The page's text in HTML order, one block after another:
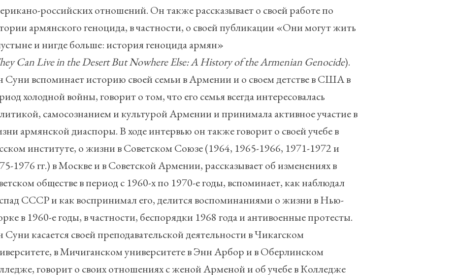
российских отношений. Он также рассказывает о своей работе по
армянского геноцида, в частности, о своей публикации «Они могут жить
и нигде больше: история геноцида армян»
CanLivein theDesertButNowhereElse:AHistoryoftheArmenian Genocide).
Суни вспоминает историю своей семьи в Армении и о своем детстве в США в
холодной войны, говорит о том, что его семья всегда интересовалась
самосознанием и культурой Армении и принимала активное участие в
армянской диаспоры. В ходе интервью он также говорит о своей учебе в
институте, о жизни в Советском Союзе (1964, 1965-1966, 1971-1972 и
1976 гг.) в Москве и в Советской Армении, рассказывает об изменениях в
обществе в период с 1960-х по 1970-е годы, вспоминает, как наблюдал
СССР и как воспринимал его, делится воспоминаниями о жизни в Нью-
в 1960-е годы, в частности, беспорядки 1968 года и антивоенные протесты.
Суни касается своей преподавательской деятельности в Чикагском
в Мичиганском университете в Энн Арбор и в Оберлинском
говорит о своих отношениях с женой Арменой и об учебе в Колледже